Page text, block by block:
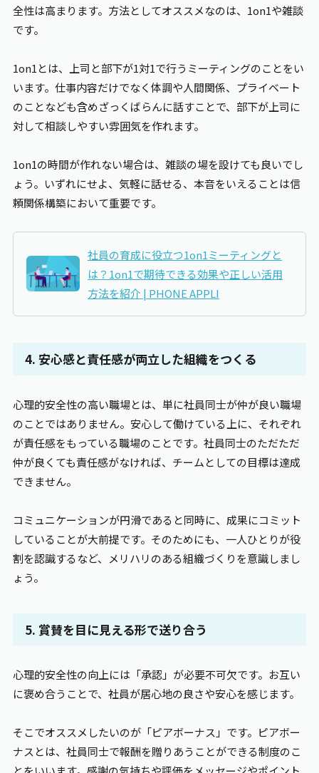
全性は高まります。方法としてオススメなのは、1on1や雑談
です。
1on1とは、上司と部下が1対1で行うミーティングのことをい
います。仕事内容だけでなく体調や人間関係、プライベート
のことなども含めざっくばらんに話すことで、部下が上司に
対して相談しやすい雰囲気を作れます。
1on1の時間が作れない場合は、雑談の場を設けても良いでし
ょう。いずれにせよ、気軽に話せる、本音をいえることは信
頼関係構築において重要です。
社員の育成に役立つ1on1ミーティングと
は？1on1で期待できる効果や正しい活用
方法を紹介 | PHONE APPLI
4. 安心感と責任感が両立した組織をつくる
心理的安全性の高い職場とは、単に社員同士が仲が良い職場
のことではありません。安心して働けている上に、それぞれ
が責任感をもっている職場のことです。社員同士のただただ
仲が良くても責任感がなければ、チームとしての目標は達成
できません。
コミュニケーションが円滑であると同時に、成果にコミット
していることが大前提です。そのためにも、一人ひとりが役
割を認識するなど、メリハリのある組織づくりを意識しまし
ょう。
5. 賞賛を目に見える形で送り合う
心理的安全性の向上には「承認」が必要不可欠です。お互い
に褒め合うことで、社員が居心地の良さや安心を感じます。
そこでオススメしたいのが「ピアボーナス」です。ピアボー
ナスとは、社員同士で報酬を贈りあうことができる制度のこ